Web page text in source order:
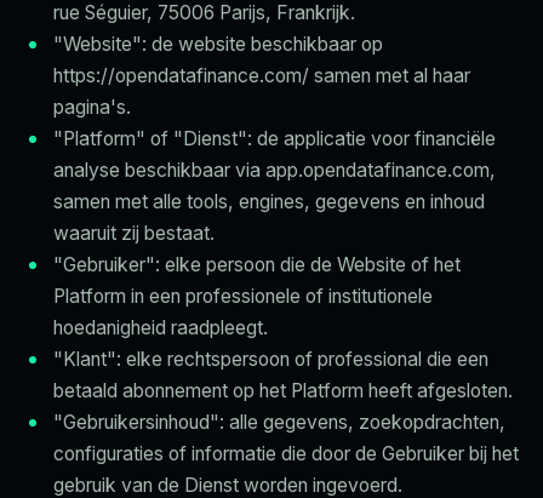
rue Séguier, 75006 Parijs, Frankrijk.
"Website": de website beschikbaar op
https://opendatafinance.com/ samen met al haar
pagina's.
"Platform" of "Dienst": de applicatie voor financiële
analyse beschikbaar via app.opendatafinance.com,
samen met alle tools, engines, gegevens en inhoud
waaruit zij bestaat.
"Gebruiker": elke persoon die de Website of het
Platform in een professionele of institutionele
hoedanigheid raadpleegt.
"Klant": elke rechtspersoon of professional die een
betaald abonnement op het Platform heeft afgesloten.
"Gebruikersinhoud": alle gegevens, zoekopdrachten,
configuraties of informatie die door de Gebruiker bij het
gebruik van de Dienst worden ingevoerd.